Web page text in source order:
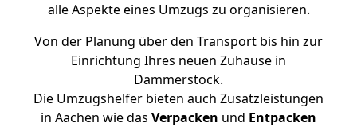
alle Aspekte eines Umzugs zu organisieren.
Von der Planung über den Transport bis hin zur
Einrichtung Ihres neuen Zuhause in
Dammerstock.
Die Umzugshelfer bieten auch Zusatzleistungen
in Aachen wie das Verpacken und Entpacken